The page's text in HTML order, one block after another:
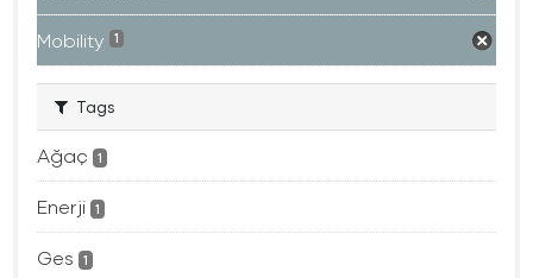
Mobility 1
Tags
Ağaç 1
Enerji 1
Ges 1